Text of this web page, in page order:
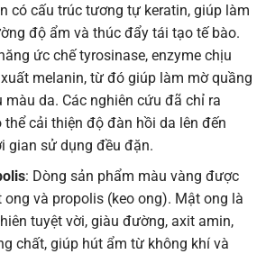
có cấu trúc tương tự keratin, giúp làm
độ ẩm và thúc đẩy tái tạo tế bào.
ức chế tyrosinase, enzyme chịu
melanin, từ đó giúp làm mờ quầng
da. Các nghiên cứu đã chỉ ra
thể cải thiện độ đàn hồi da lên đến
gian sử dụng đều đặn.
: Dòng sản phẩm màu vàng được
ong và propolis (keo ong). Mật ong là
tuyệt vời, giàu đường, axit amin,
chất, giúp hút ẩm từ không khí và